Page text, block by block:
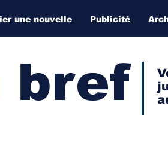
une nouvelle Publicité
bref